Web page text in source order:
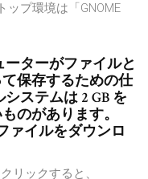
プ環境は「GNOME
ターがファイルと
保存するための仕
ステムは 2 GB を
のがあります。
ァイルをダウンロ
リックすると、